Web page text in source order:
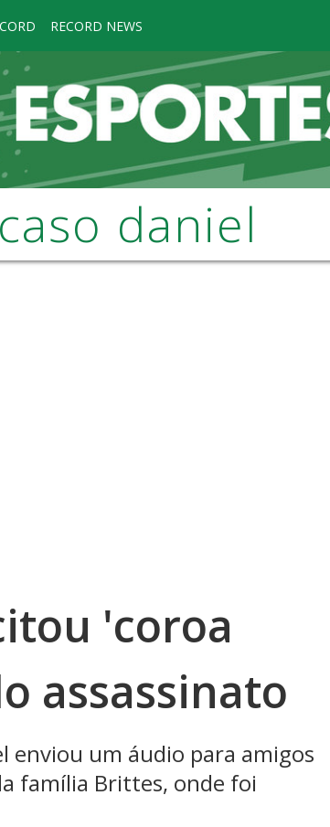
RECORD NEWS
caso daniel
'coroa
assassinato
enviou um áudio para amigos
família Brittes, onde foi